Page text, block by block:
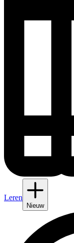
Leren
Nieuw